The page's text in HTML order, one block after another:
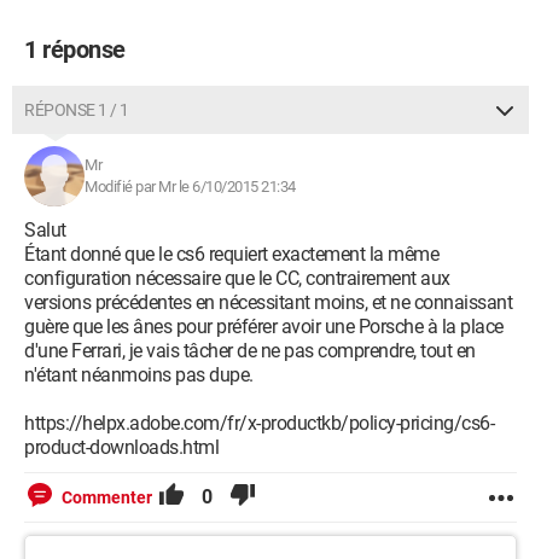
1 réponse
RÉPONSE 1 / 1
Mr
Modifié par Mr le 6/10/2015 21:34
Salut
Étant donné que le cs6 requiert exactement la même
configuration nécessaire que le CC, contrairement aux
versions précédentes en nécessitant moins, et ne connaissant
guère que les ânes pour préférer avoir une Porsche à la place
d'une Ferrari, je vais tâcher de ne pas comprendre, tout en
n'étant néanmoins pas dupe.
https://helpx.adobe.com/fr/x-productkb/policy-pricing/cs6-
product-downloads.html
Commenter 0